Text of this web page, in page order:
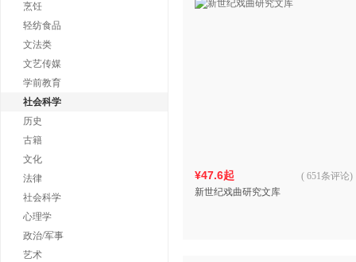
烹饪
轻纺食品
文法类
文艺传媒
学前教育
社会科学
历史
古籍
文化
法律
社会科学
心理学
政治/军事
艺术
¥47.6起
新世纪戏曲研究文库
( 651条评论)